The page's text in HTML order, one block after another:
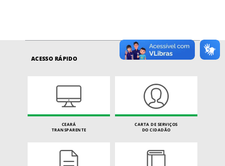
ACESSO RÁPIDO
CEARÁ
TRANSPARENTE
CARTA DE SERVIÇOS
DO CIDADÃO